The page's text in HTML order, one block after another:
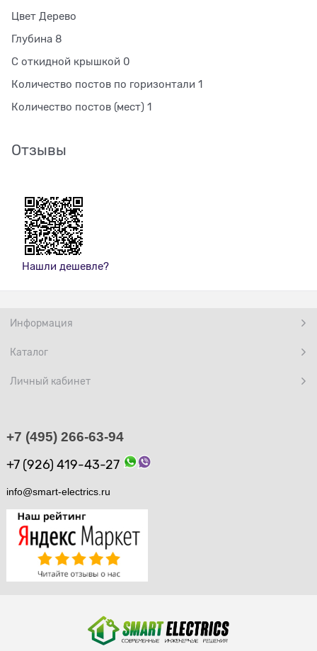
Цвет Дерево
Глубина 8
С откидной крышкой 0
Количество постов по горизонтали 1
Количество постов (мест) 1
Отзывы
Нашли дешевле?
Информация
Каталог
Личный кабинет
+7 (495) 266-63-94
+7 (926) 419-43-27
info@smart-electrics.ru